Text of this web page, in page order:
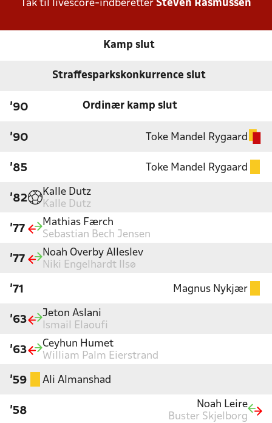
Tak til livescore-indberetter Steven Rasmussen
Kamp slut
Straffesparkskonkurrence slut
'90 Ordinær kamp slut
'90 Toke Mandel Rygaard
'85 Toke Mandel Rygaard
'82
Kalle Dutz
Kalle Dutz
'77
Mathias Færch
Sebastian Bech Jensen
'77
Noah Overby Alleslev
Niki Engelhardt Ilsø
'71 Magnus Nykjær
'63
Jeton Aslani
Ismail Elaoufi
'63
Ceyhun Humet
William Palm Eierstrand
'59 Ali Almanshad
'58
Noah Leire
Buster Skjelborg